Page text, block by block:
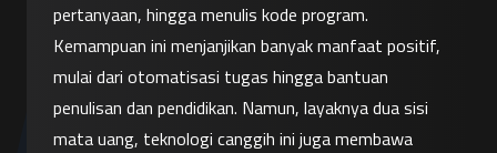
pertanyaan, hingga menulis kode program.
Kemampuan ini menjanjikan banyak manfaat positif,
mulai dari otomatisasi tugas hingga bantuan
penulisan dan pendidikan. Namun, layaknya dua sisi
mata uang, teknologi canggih ini juga membawa